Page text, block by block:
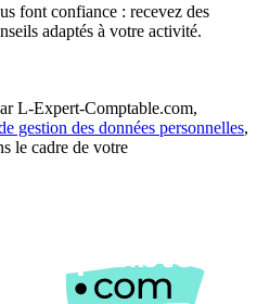
font confiance : recevez des
adaptés à votre activité.
L-Expert-Comptable.com,
gestion des données personnelles,
le cadre de votre